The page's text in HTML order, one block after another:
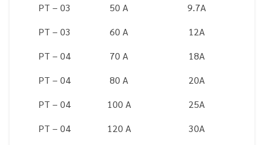
PT – 03
50 A
9.7A
PT – 03
60 A
12A
PT – 04
70 A
18A
PT – 04
80 A
20A
PT – 04
100 A
25A
PT – 04
120 A
30A